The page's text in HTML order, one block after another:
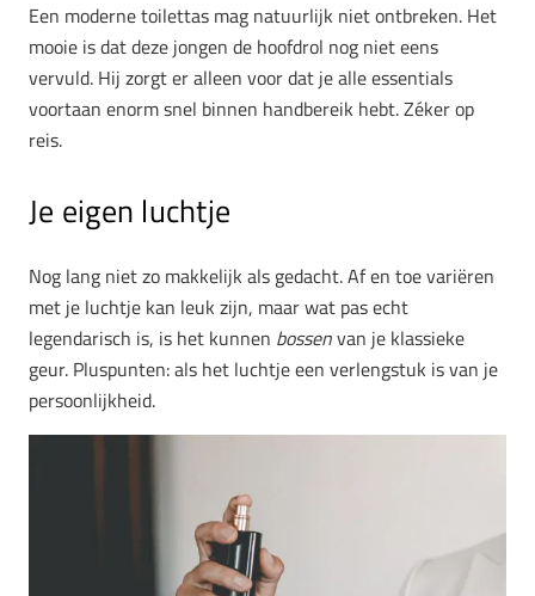
Een moderne toilettas mag natuurlijk niet ontbreken. Het
mooie is dat deze jongen de hoofdrol nog niet eens
vervuld. Hij zorgt er alleen voor dat je alle essentials
voortaan enorm snel binnen handbereik hebt. Zéker op
reis.
Je eigen luchtje
Nog lang niet zo makkelijk als gedacht. Af en toe variëren
met je luchtje kan leuk zijn, maar wat pas echt
legendarisch is, is het kunnen bossenvan je klassieke
geur. Pluspunten: als het luchtje een verlengstuk is van je
persoonlijkheid.